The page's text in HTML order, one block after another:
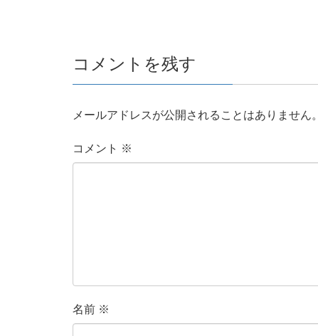
コメントを残す
メールアドレスが公開されることはありません。
コメント ※
名前 ※